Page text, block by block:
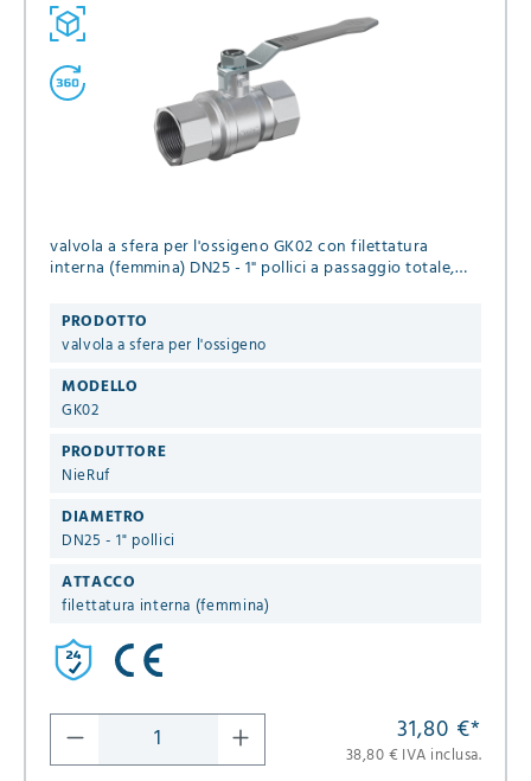
valvola a sfera per l'ossigeno GK02 con filettatura
interna (femmina) DN25 - 1" pollici a passaggio totale,
PRODOTTO
valvola a sfera per l'ossigeno
MODELLO
GK02
PRODUTTORE
NieRuf
DIAMETRO
DN25 - 1" pollici
ATTACCO
filettatura interna (femmina)
31,80 €*
38,80 € IVA inclusa.